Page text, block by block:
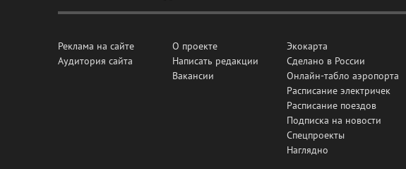
Реклама на сайте
Аудитория сайта
О проекте
Написать редакции
Вакансии
Экокарта
Сделано в России
Онлайн-табло аэропорта
Расписание электричек
Расписание поездов
Подписка на новости
Спецпроекты
Наглядно